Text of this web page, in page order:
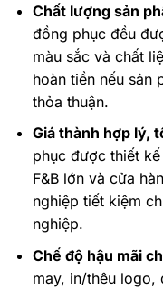
Chất lượng sản
đồng phục đều
màu sắc và chất
hoàn tiền nếu sản
thỏa thuận.
Giá thành hợp lý,
phục được thiết
F&B lớn và cửa
nghiệp tiết kiệm
nghiệp.
Chế độ hậu mãi
may, in/thêu logo,